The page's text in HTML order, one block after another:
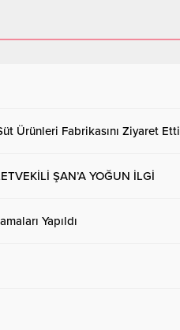
Ürünleri Fabrikasını Ziyaret Etti
ŞAN’A YOĞUN İLGİ
Yapıldı